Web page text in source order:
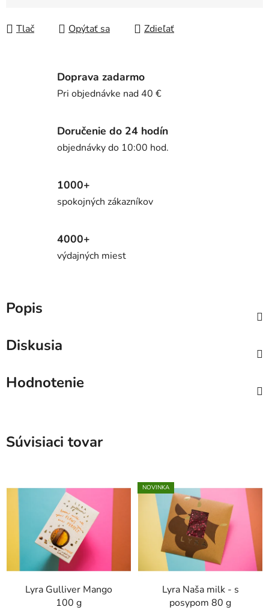
Tlač Opýtať sa Zdieľať
Doprava zadarmo
Pri objednávke nad 40 €
Doručenie do 24 hodín
objednávky do 10:00 hod.
1000+
spokojných zákazníkov
4000+
výdajných miest
Popis
Diskusia
Hodnotenie
Súvisiaci tovar
Lyra Gulliver Mango
100 g
NOVINKA
Lyra Naša milk - s
posypom 80 g